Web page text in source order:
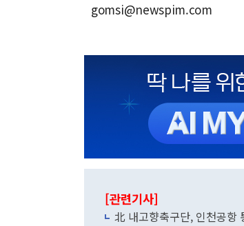
gomsi@newspim.com
[관련기사]
北 내고향축구단, 인천공항